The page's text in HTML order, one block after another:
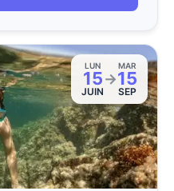
LUN
15
JUIN
→
MAR
15
SEP